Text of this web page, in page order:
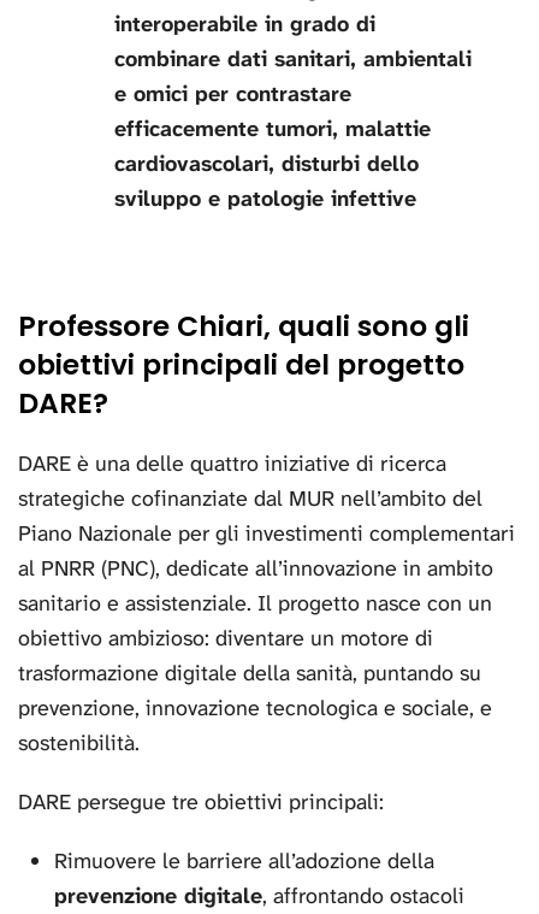
interoperabile in grado di
combinare dati sanitari, ambientali
e omici per contrastare
efficacemente tumori, malattie
cardiovascolari, disturbi dello
sviluppo e patologie infettive
Professore Chiari, quali sono gli
obiettivi principali del progetto
DARE?
DARE è una delle quattro iniziative di ricerca
strategiche cofinanziate dal MUR nell’ambito del
Piano Nazionale per gli investimenti complementari
al PNRR (PNC), dedicate all’innovazione in ambito
sanitario e assistenziale. Il progetto nasce con un
obiettivo ambizioso: diventare un motore di
trasformazione digitale della sanità, puntando su
prevenzione, innovazione tecnologica e sociale, e
sostenibilità.
DARE persegue tre obiettivi principali:
Rimuovere le barriere all’adozione della
prevenzione digitale, affrontando ostacoli